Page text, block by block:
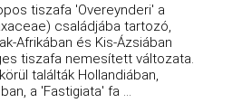
tiszafa 'Overeynderi' a
családjába tartozó,
Afrikában és Kis-Ázsiában
tiszafa nemesített változata.
találták Hollandiában,
a 'Fastigiata' fa ...